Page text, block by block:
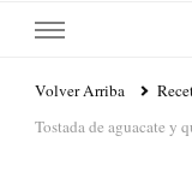
Volver Arriba
Tostada de aguacate y